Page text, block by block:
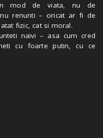
mod de viata, nu de
renunti – oricat ar fi de
fizic, cat si moral.
naivi – asa cum cred
cu foarte putin, cu ce